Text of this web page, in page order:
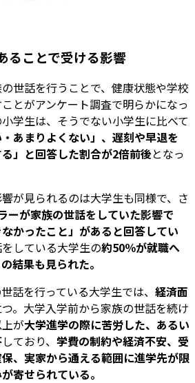
ることで受ける影響
世話を行うことで、健康状態や学校
とがアンケート調査で明らかになっ
学生は、そうでない小学生に比べて
あまりよくない」、遅刻や早退を
る」と回答した割合が2倍前後となっ
が見られるのは大学生も同様で、さ
ーが家族の世話をしていた影響で
なかったこと」があると回答してい
している大学生の約50％が就職へ
結果も見られた。
話を行っている大学生では、 経済面
。大学入学前から家族の世話を続け
が大学進学の際に苦労した、あるい
しており、 学費の制約や経済不安、受
、実家から通える範囲に進学先が限
寄せられている。